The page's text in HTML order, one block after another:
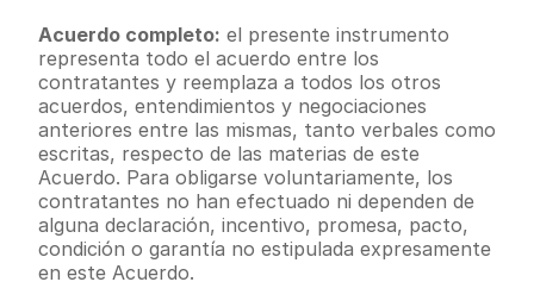
Acuerdo completo: el presente instrumento
representa todo el acuerdo entre los
contratantes y reemplaza a todos los otros
acuerdos, entendimientos y negociaciones
anteriores entre las mismas, tanto verbales como
escritas, respecto de las materias de este
Acuerdo. Para obligarse voluntariamente, los
contratantes no han efectuado ni dependen de
alguna declaración, incentivo, promesa, pacto,
condición o garantía no estipulada expresamente
en este Acuerdo.